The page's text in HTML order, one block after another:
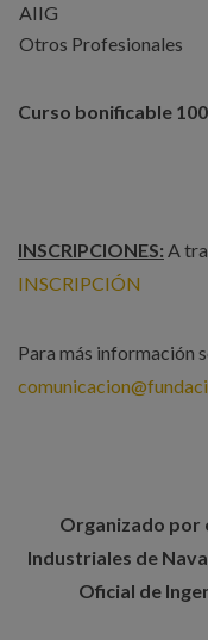
AIIG
Otros Profesionales
Curso bonificable
INSCRIPCIONES: A
INSCRIPCIÓN
Para más información
Organizado por
Industriales de
Oficial de